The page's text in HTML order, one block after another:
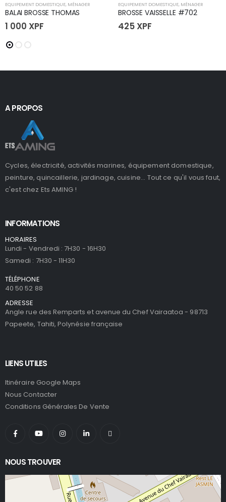
EQUIPEMENT DOMESTIQUE MÉNAGER
BALAI BROSSE THOMAS
1 000 XPF
EQUIPEMENT DOMESTIQUE MÉNAGER
BROSSE VAISSELLE #702
425 XPF
A PROPOS
Cycles, électricité, activités marines, équipement domestique,
peinture, quincaillerie, jardinage, cuisine... Tout ce qu'il vous faut,
c'est chez Ets AMING !
INFORMATIONS
HORAIRES
Lundi - Vendredi : 7H30 - 16H30
Samedi : 7H30 - 11H30
TÉLÉPHONE
40 50 52 88
ADRESSE
Angle rue des Remparts et avenue du Chef Vairaatoa - 98713
Papeete, Tahiti, Polynésie française
LIENS UTILES
Itinéraire Google Maps
Nous Contacter
Conditions Générales De Vente
NOUS TROUVER